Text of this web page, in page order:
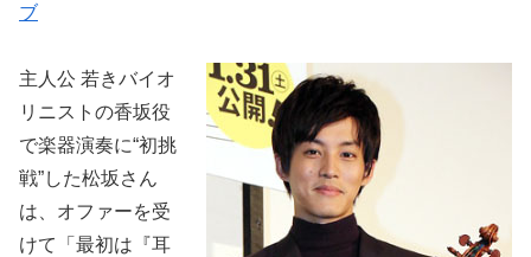
ブ
主人公 若きバイオ
リニストの香坂役
で楽器演奏に“初挑
戦”した松坂さん
は、オファーを受
けて「最初は『耳